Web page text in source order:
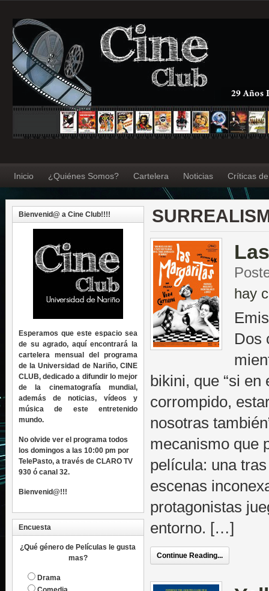
Inicio ¿Quiénes Somos? Cartelera Noticias Críticas
hay
Dos
bikini, que “si
corrompido,
nosotras
mecanismo que
película: una
escenas
protagonistas
entorno. […]
Continue Reading...
Bienvenid@ a Cine Club!!!!
Esperamos que este espacio sea
de su agrado, aquí encontrará la
cartelera mensual del programa
de la Universidad de Nariño, CINE
CLUB, dedicado a difundir lo mejor
de la cinematografía mundial,
además de noticias, vídeos y
música de este entretenido
mundo.
No olvide ver el programa todos
los domingos a las 10:00 pm por
TelePasto, a través de CLARO TV
930 ó canal 32.
Bienvenid@!!!
Encuesta
¿Qué género de Películas le gusta
mas?
Drama